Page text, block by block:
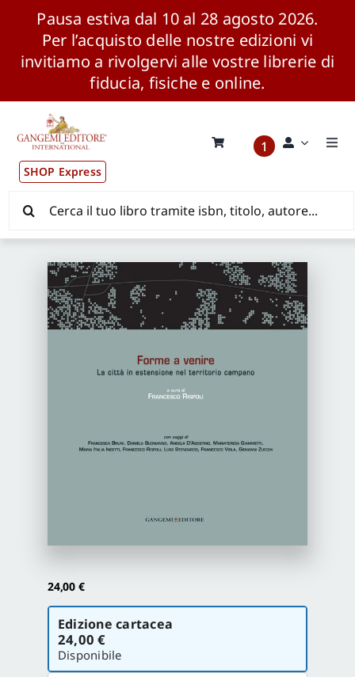
Pausa estiva dal 10 al 28 agosto 2026.
Per l’acquisto delle nostre edizioni vi
invitiamo a rivolgervi alle vostre librerie di
fiducia, fisiche e online.
contenuto
SHOP Express
1
Pubblicazioni
News ed Eventi
Distribuzione Wolrdwide
Gangemi Editore
per:
24,00 €
Scegli
versione
Edizione cartacea
24,00 €
Disponibile